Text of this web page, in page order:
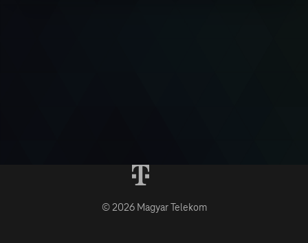
© 2026 Magyar Telekom